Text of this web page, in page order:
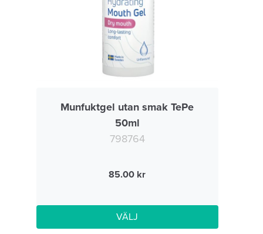
Munfuktgel utan smak TePe
50ml
798764
85.00
VÄLJ